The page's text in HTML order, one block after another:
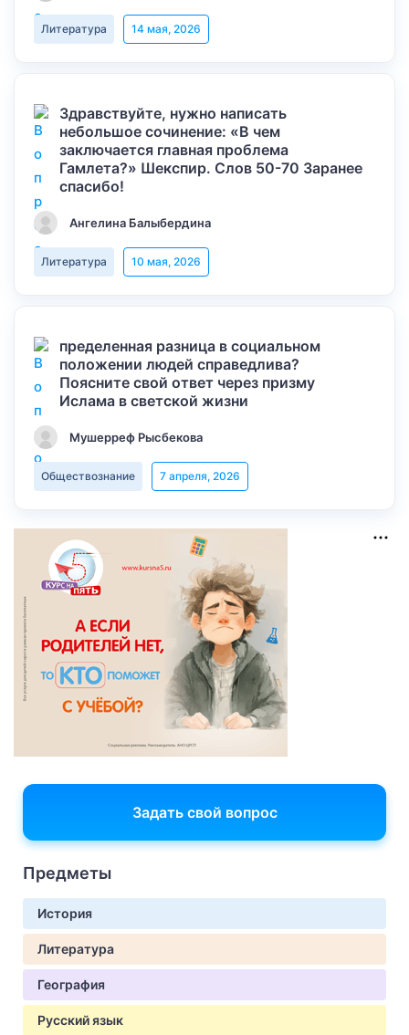
Литература 14 мая, 2026
Здравствуйте, нужно написать
небольшое сочинение: «В чем
заключается главная проблема
Гамлета?» Шекспир. Слов 50-70 Заранее
спасибо!
Ангелина Балыбердина
Литература 10 мая, 2026
пределенная разница в социальном
положении людей справедлива?
Поясните свой ответ через призму
Ислама в светской жизни
Мушерреф Рысбекова
Обществознание 7 апреля, 2026
Задать свой вопрос
Предметы
История
Литература
География
Русский язык